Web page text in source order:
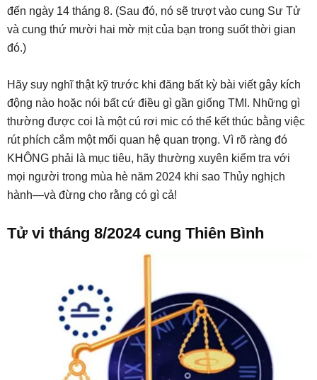
đến ngày 14 tháng 8. (Sau đó, nó sẽ trượt vào cung Sư Tử
và cung thứ mười hai mờ mịt của bạn trong suốt thời gian
đó.)
Hãy suy nghĩ thật kỹ trước khi đăng bất kỳ bài viết gây kích
động nào hoặc nói bất cứ điều gì gần giống TMI. Những gì
thường được coi là một cú rơi mic có thể kết thúc bằng việc
rút phích cắm một mối quan hệ quan trọng. Vì rõ ràng đó
KHÔNG phải là mục tiêu, hãy thường xuyên kiểm tra với
mọi người trong mùa hè năm 2024 khi sao Thủy nghịch
hành—và đừng cho rằng có gì cả!
Tử vi tháng 8/2024 cung Thiên Bình